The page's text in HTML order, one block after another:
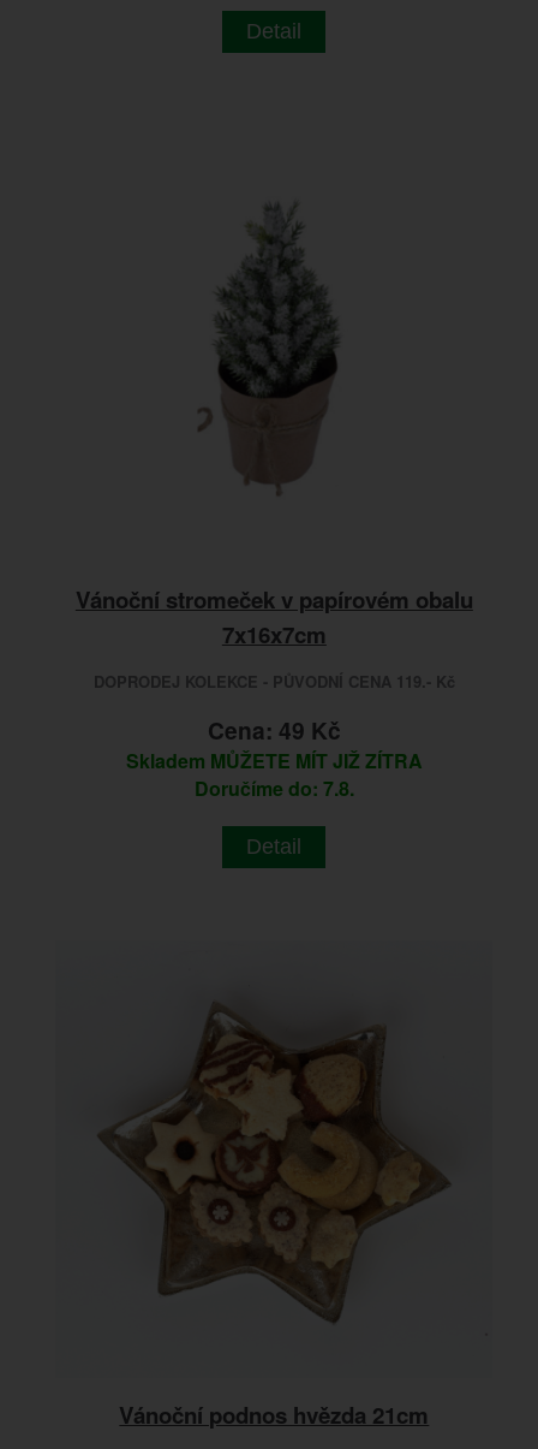
Detail
Vánoční stromeček v papírovém obalu
7x16x7cm
DOPRODEJ KOLEKCE - PŮVODNÍ CENA 119.- Kč
Cena: 49 Kč
Skladem MŮŽETE MÍT JIŽ ZÍTRA
Doručíme do: 7.8.
Detail
Vánoční podnos hvězda 21cm